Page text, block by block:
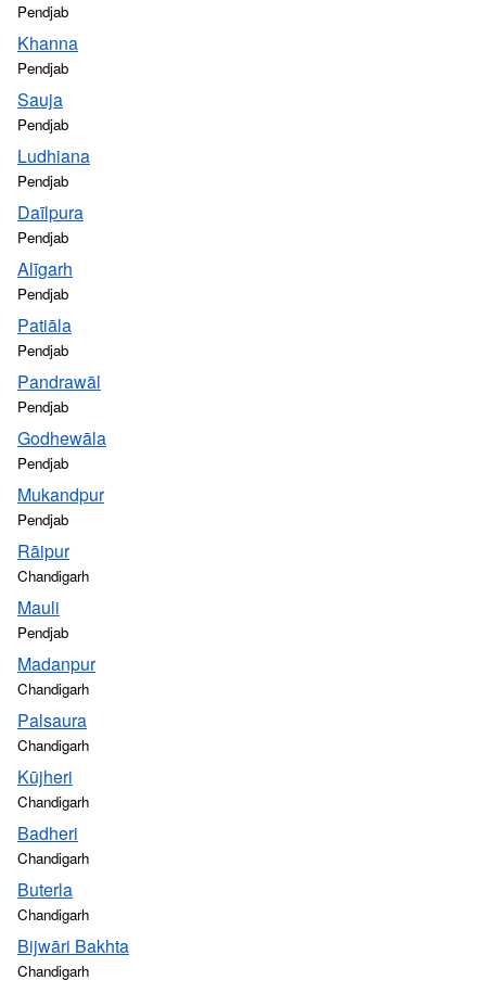
Pendjab
Khanna
Pendjab
Sauja
Pendjab
Ludhiana
Pendjab
Daīlpura
Pendjab
Alīgarh
Pendjab
Patiāla
Pendjab
Pandrawāl
Pendjab
Godhewāla
Pendjab
Mukandpur
Pendjab
Rāipur
Chandigarh
Mauli
Pendjab
Madanpur
Chandigarh
Palsaura
Chandigarh
Kūjheri
Chandigarh
Badheri
Chandigarh
Buterla
Chandigarh
Bijwāri Bakhta
Chandigarh